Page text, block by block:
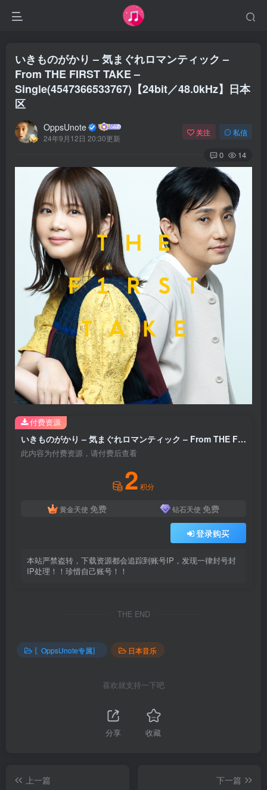
いきものがかり – 気まぐれロマンティック –
From THE FIRST TAKE –
Single(4547366533767)【24bit／48.0kHz】日本
区
OppsUnote
24年9月12日 20:30更新
关注 私信
0 14
いきものがかり – 気まぐれロマンティック – From THE FIRST TAKE – Single(4547366533767)【24bit／48.0kHz】日本区
此内容为付费资源，请付费后查看
2 积分
黄金天使 免费 钻石天使 免费
登录购买
本站严禁盗转，下载资源都会追踪到账号IP，发现一律封号封
IP处理！！珍惜自己账号！！
付费资源
THE END
〖OppsUnote专属〗 日本音乐
喜欢就支持一下吧
分享 收藏
上一篇
下一篇